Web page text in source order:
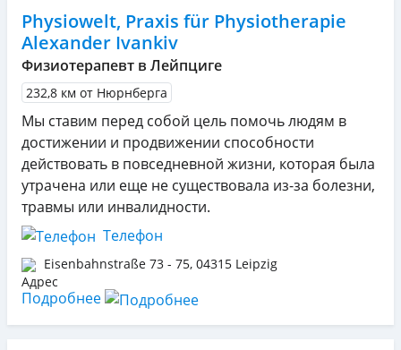
Physiowelt, Praxis für Physiotherapie
Alexander Ivankiv
Физиотерапевт в Лейпциге
232,8 км от Нюрнберга
Мы ставим перед собой цель помочь людям в
достижении и продвижении способности
действовать в повседневной жизни, которая была
утрачена или еще не существовала из-за болезни,
травмы или инвалидности.
Телефон
Eisenbahnstraße 73 - 75, 04315 Leipzig
Подробнее